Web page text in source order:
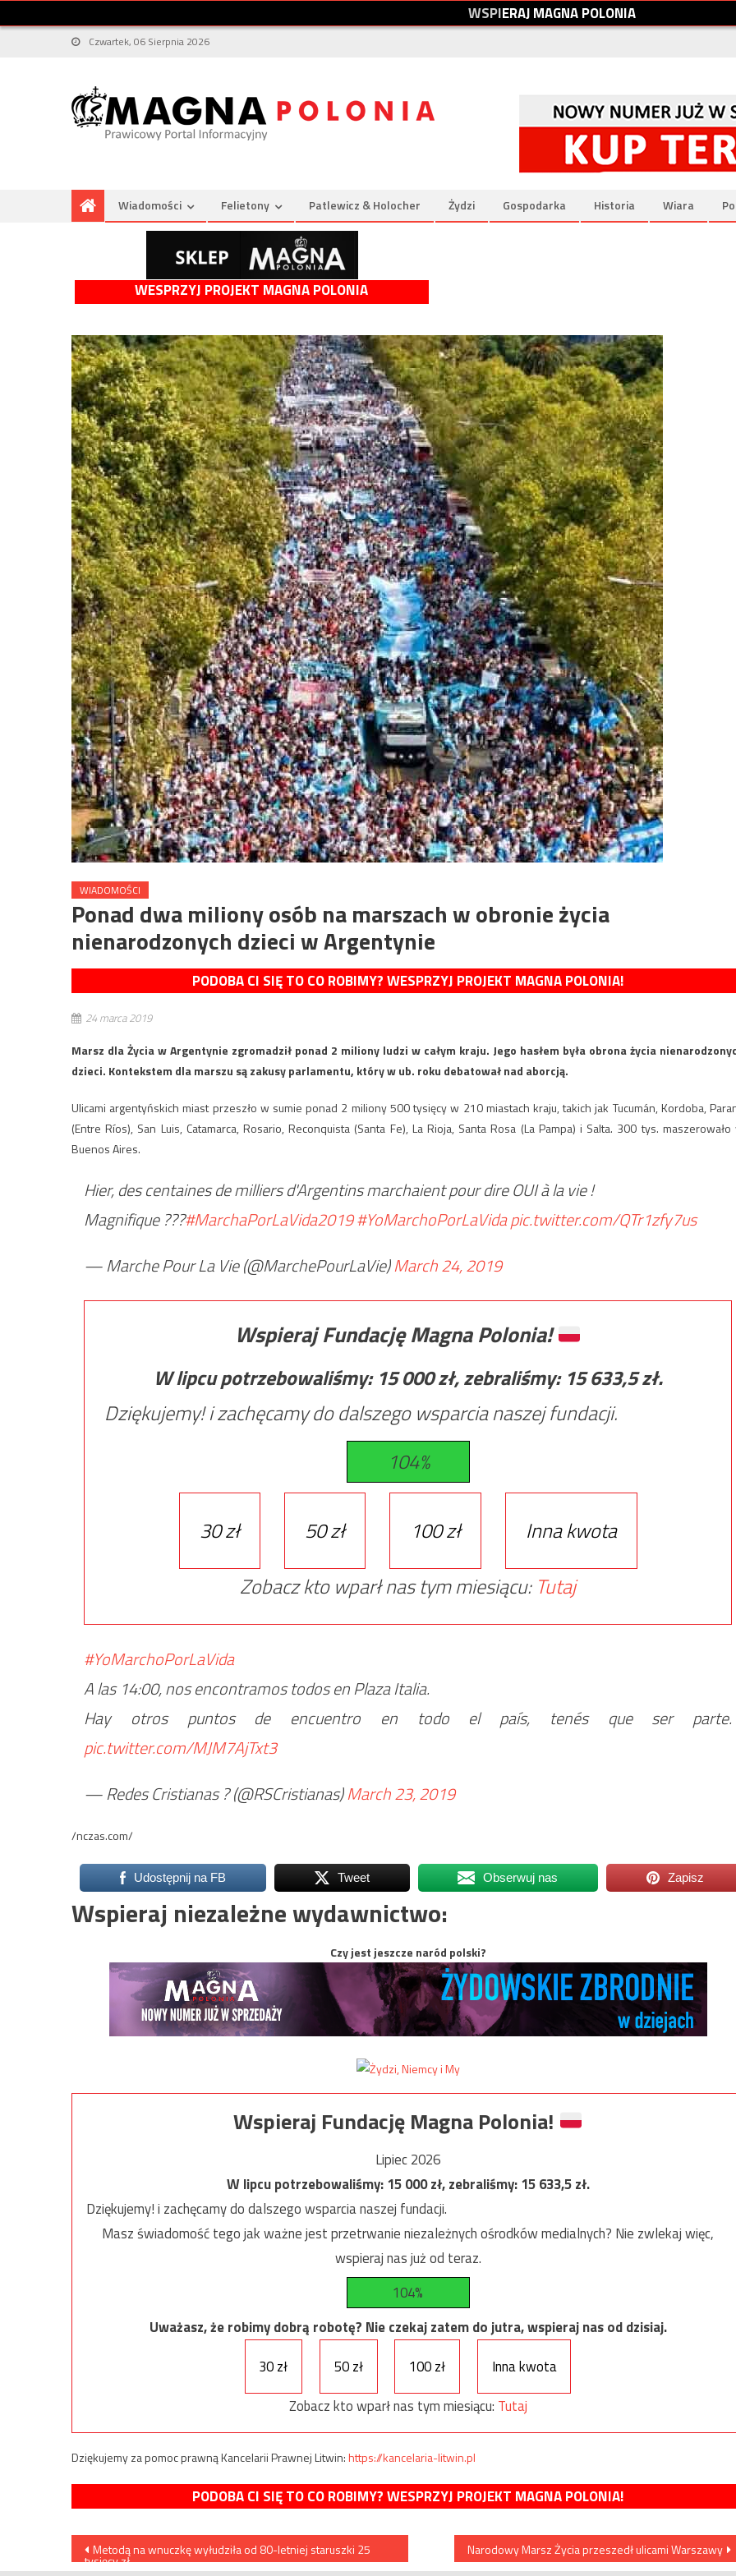
WSPIERAJMAGNAPOLONIA
Czwartek, 06 Sierpnia 2026
Wiadomości Felietony Patlewicz & Holocher Żydzi Gospodarka Historia Wiara
WESPRZYJ PROJEKT MAGNA POLONIA
WIADOMOŚCI
Ponad dwa miliony osób na marszach w obronie życia
nienarodzonych dzieci w Argentynie
PODOBA CI SIĘ TO CO ROBIMY? WESPRZYJ PROJEKT MAGNA POLONIA!
24 marca 2019
Marsz dla Życia w Argentynie zgromadził ponad 2 miliony ludzi w całym kraju. Jego hasłem była obrona życia
dzieci. Kontekstem dla marszu są zakusy parlamentu, który w ub. roku debatował nad aborcją.
Ulicami argentyńskich miast przeszło w sumie ponad 2 miliony 500 tysięcy w 210 miastach kraju, takich jak Tucumán, Kordoba,
(Entre Ríos), San Luis, Catamarca, Rosario, Reconquista (Santa Fe), La Rioja, Santa Rosa (La Pampa) i Salta. 300 tys. maszerowało
Buenos Aires.
Hier, des centaines de milliers d'Argentins marchaient pour dire OUI à la vie !
Magnifique ???#MarchaPorLaVida2019#YoMarchoPorLaVidapic.twitter.com/QTr1zfy7us
— Marche Pour La Vie (@MarchePourLaVie)March 24, 2019
Wspieraj Fundację Magna Polonia!
W lipcu potrzebowaliśmy: 15 000zł, zebraliśmy: 15 633,5zł.
Dziękujemy! i zachęcamy do dalszego wsparcia naszej fundacji.
104%
30 zł 50 zł 100 zł
Inna kwota
Zobacz kto wparł nas tym miesiącu: Tutaj
#YoMarchoPorLaVida
A las 14:00, nos encontramos todos en Plaza Italia.
Hay otros puntos de encuentro en todo el país, tenés que ser parte.
pic.twitter.com/MJM7AjTxt3
— Redes Cristianas ? (@RSCristianas)March 23, 2019
/nczas.com/
Udostępnij na FB Tweet Obserwuj nas Zapisz
Wspieraj niezależne wydawnictwo:
Czy jest jeszcze naród polski?
Wspieraj Fundację Magna Polonia!
Lipiec 2026
W lipcu potrzebowaliśmy:15 000zł, zebraliśmy:15 633,5zł.
Dziękujemy! i zachęcamy do dalszego wsparcia naszej fundacji.
Masz świadomość tego jak ważne jest przetrwanie niezależnych ośrodków medialnych? Nie zwlekaj więc,
wspieraj nas już od teraz.
104%
Uważasz, że robimy dobrą robotę? Nie czekaj zatem do jutra, wspieraj nas od dzisiaj.
30 zł
50 zł 100 zł
Inna kwota
Zobacz kto wparł nas tym miesiącu: Tutaj
Dziękujemy za pomoc prawną Kancelarii Prawnej Litwin:https://kancelaria-litwin.pl
PODOBA CI SIĘ TO CO ROBIMY? WESPRZYJ PROJEKT MAGNA POLONIA!
Nawigacja
Metodą na wnuczkę wyłudziła od 80-letniej staruszki 25
tysięcy zł
Narodowy Marsz Życia przeszedł ulicami Warszawy